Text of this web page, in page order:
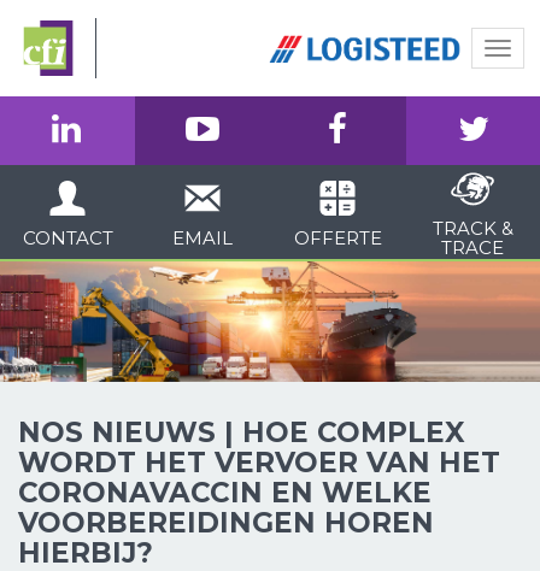
CONTACT EMAIL OFFERTE
TRACK &
TRACE
NOS NIEUWS | HOE COMPLEX
WORDT HET VERVOER VAN HET
CORONAVACCIN EN WELKE
VOORBEREIDINGEN HOREN
HIERBIJ?